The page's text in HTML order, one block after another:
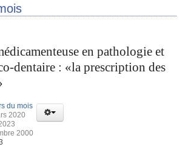
en pathologie et
dentaire : «la prescription des
du mois
2020
2000